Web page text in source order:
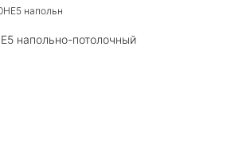
напольн
напольно-потолочный